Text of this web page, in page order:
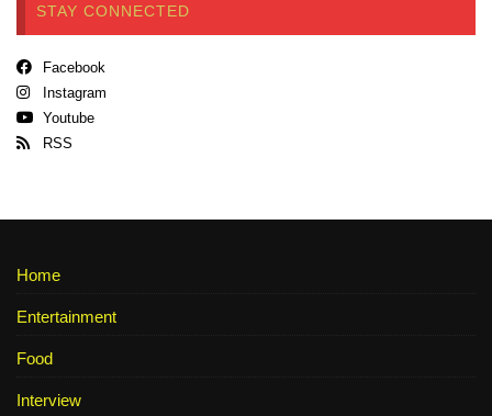
STAY CONNECTED
Facebook
Instagram
Youtube
RSS
Home
Entertainment
Food
Interview